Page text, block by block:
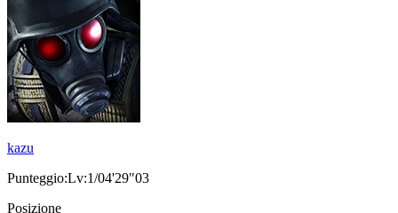
kazu
Punteggio:Lv:1/04'29"03
Posizione